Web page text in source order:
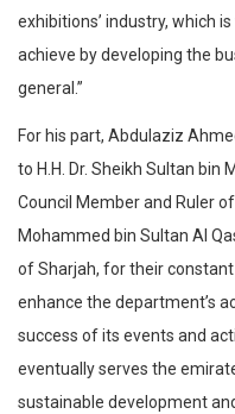
exhibitions’ industry, which
achieve by developing the
general.”
For his part, Abdulaziz
to H.H. Dr. Sheikh Sultan bin
Council Member and Ruler
Mohammed bin Sultan Al
of Sharjah, for their
enhance the department’s
success of its events and
eventually serves the
sustainable development